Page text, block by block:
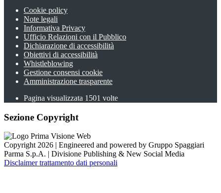
Cookie policy
Note legali
Informativa Privacy
Ufficio Relazioni con il Pubblico
Dichiarazione di accessibilità
Obiettivi di accessibilità
Whistleblowing
Gestione consensi cookie
Amministrazione trasparente
Pagina visualizzata 1501 volte
Sezione Copyright
Copyright 2026 | Engineered and powered by Gruppo Spaggiari
Parma S.p.A. | Divisione Publishing & New Social Media
Disclaimer trattamento dati personali